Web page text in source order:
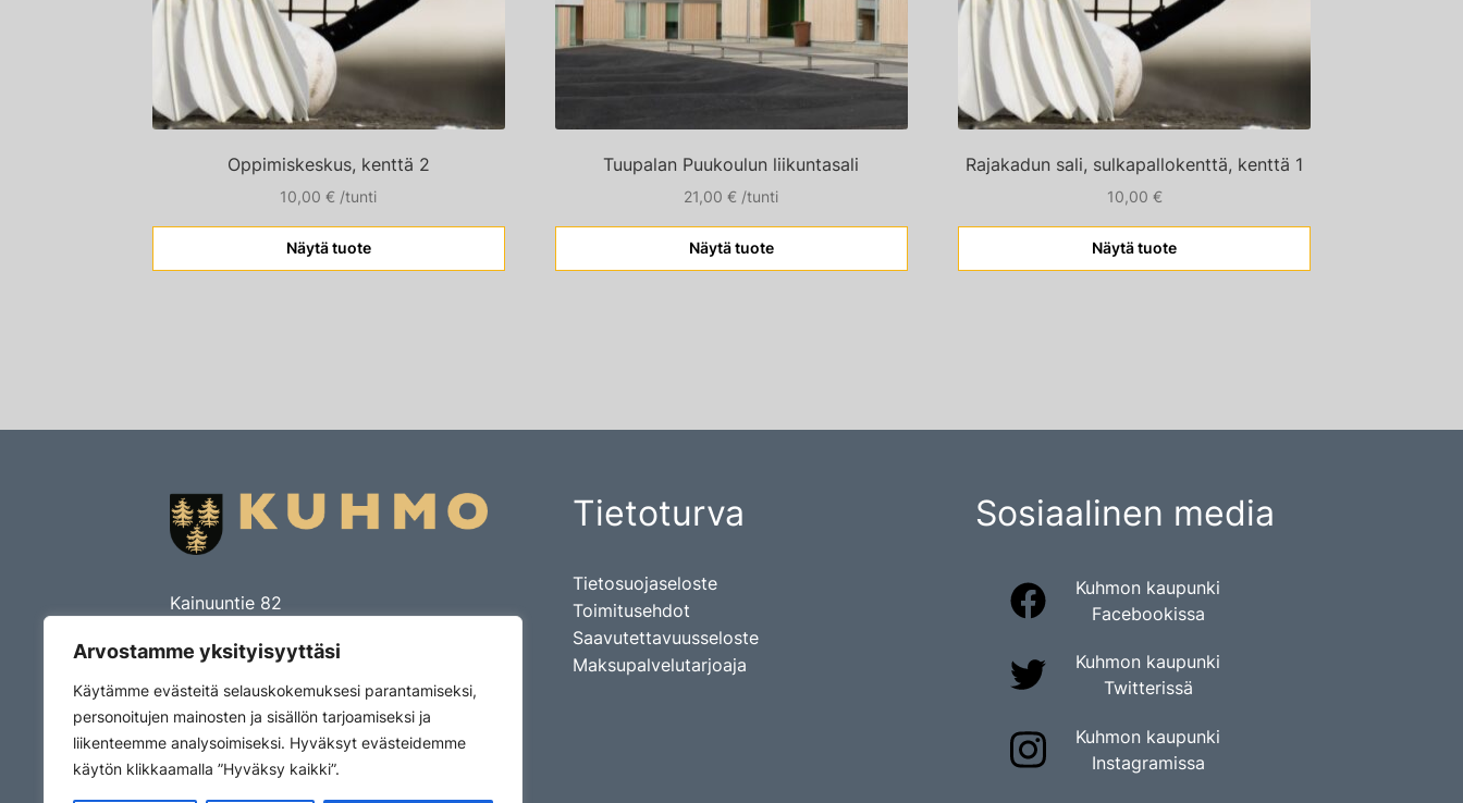
Arvostamme yksityisyyttäsi
Käytämme evästeitä selauskokemuksesi parantamiseksi,
personoitujen mainosten ja sisällön tarjoamiseksi ja
liikenteemme analysoimiseksi. Hyväksyt evästeidemme
käytön klikkaamalla ”Hyväksy kaikki”.
Oppimiskeskus, kenttä 2
10,00€ /tunti
Näytä tuote
Tuupalan Puukoulun liikuntasali
21,00€ /tunti
Näytä tuote
Rajakadun sali, sulkapallokenttä, kenttä 1
10,00 €
Näytä tuote
Kainuuntie 82
88901 Kuhmo
Puhelin (08) 615 5521
kirjaamo@kuhmo.fi
Y-tunnus 0186204-0
Tietoturva
Tietosuojaseloste
Toimitusehdot
Saavutettavuusseloste
Maksupalvelutarjoaja
Sosiaalinen media
Kuhmon kaupunki
Facebookissa
Kuhmon kaupunki
Twitterissä
Kuhmon kaupunki
Instagramissa